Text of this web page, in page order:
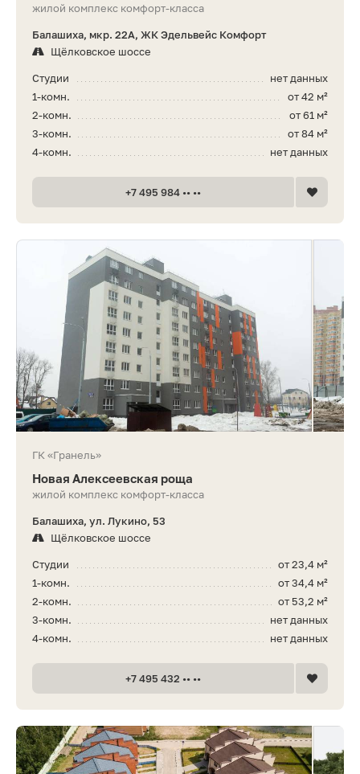
жилой комплекс комфорт-класса
Балашиха, мкр. 22А, ЖК Эдельвейс Комфорт
Щёлковское шоссе
нет данных
Студии
от 42 м²
1-комн.
от 61 м²
2-комн.
от 84 м²
3-комн.
нет данных
4-комн.
+7 495 984 •• ••
ГК «Гранель»
Новая Алексеевская роща
жилой комплекс комфорт-класса
Балашиха, ул. Лукино, 53
Щёлковское шоссе
от 23,4 м²
Студии
от 34,4 м²
1-комн.
от 53,2 м²
2-комн.
нет данных
3-комн.
нет данных
4-комн.
+7 495 432 •• ••